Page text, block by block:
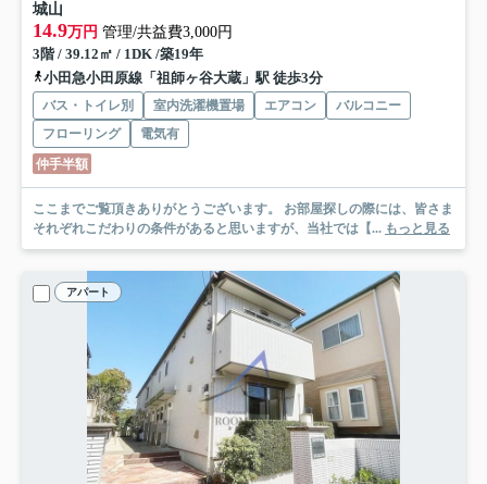
城山
14.9万円 管理/共益費3,000円
3階 / 39.12㎡ / 1DK /築19年
小田急小田原線「祖師ヶ谷大蔵」駅 徒歩3分
バス・トイレ別 室内洗濯機置場 エアコン
バルコニー
フローリング
電気有
仲手半額
ここまでご覧頂きありがとうございます。 お部屋探しの際には、皆さま
それぞれこだわりの条件があると思いますが、当社では【... もっと見る
アパート